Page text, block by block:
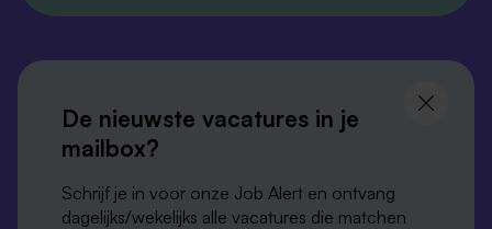
blijf op de hoogte
De nieuwste vacatures in je
mailbox?
Schrijf je in voor onze Job Alert en ontvang
dagelijks/wekelijks alle vacatures die matchen